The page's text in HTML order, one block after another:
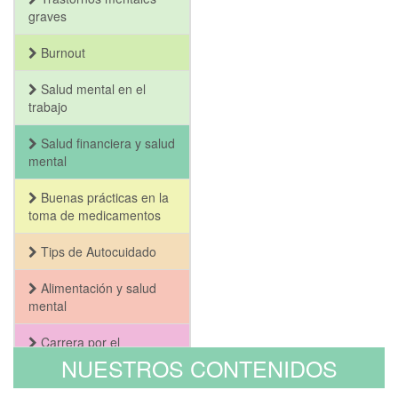
graves
Burnout
Salud mental en el
trabajo
Salud financiera y salud
mental
Buenas prácticas en la
toma de medicamentos
Tips de Autocuidado
Alimentación y salud
mental
Carrera por el
Bienestar y la Salud
MentalNUESTROS CONTENIDOS